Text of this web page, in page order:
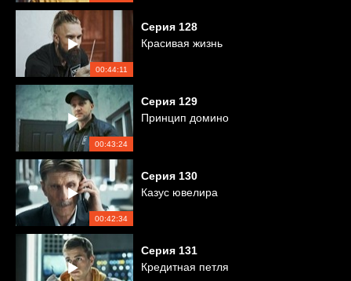
00:44:11
Серия 128
Красивая жизнь
00:43:24
Серия 129
Принцип домино
00:42:34
Серия 130
Казус ювелира
Серия 131
Кредитная петля